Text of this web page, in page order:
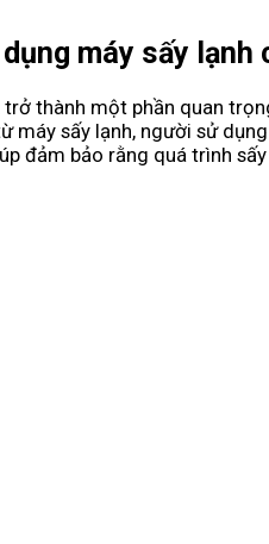
máy sấy
thành một phần quan
máy sấy lạnh, người sử
đảm bảo rằng quá trình